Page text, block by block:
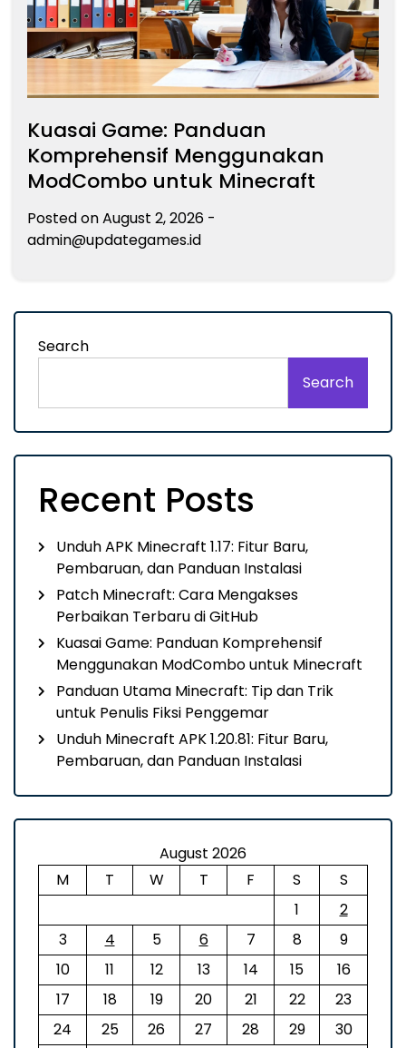
Kuasai Game: Panduan
Komprehensif Menggunakan
ModCombo untuk Minecraft
Posted onAugust 2, 2026 -
admin@updategames.id
Search
Search
Recent Posts
Unduh APK Minecraft 1.17: Fitur Baru,
Pembaruan, dan Panduan Instalasi
Patch Minecraft: Cara Mengakses
Perbaikan Terbaru di GitHub
Kuasai Game: Panduan Komprehensif
Menggunakan ModCombo untuk Minecraft
Panduan Utama Minecraft: Tip dan Trik
untuk Penulis Fiksi Penggemar
Unduh Minecraft APK 1.20.81: Fitur Baru,
Pembaruan, dan Panduan Instalasi
August 2026
M
T W T F S
S
1
2
3
4 5 6 7 8
9
10
11 12 13 14 15
16
17
18 19 20 21 22
23
24
25 26 27 28 29
30